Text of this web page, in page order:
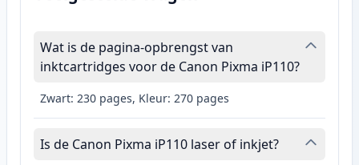
Wat is de pagina-opbrengst van
inktcartridges voor de Canon Pixma iP110?
Zwart: 230 pages, Kleur: 270 pages
Is de Canon Pixma iP110 laser of inkjet?